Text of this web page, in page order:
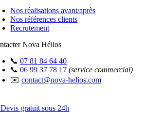
Nos réalisations avant/après
Nos références clients
Recrutement
Nova Hélios
📞07 81 84 64 40
📞06 99 37 78 17 (service commercial)
✉️contact@nova-helios.com
gratuit sous 24h